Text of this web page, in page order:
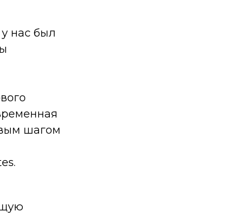
у нас был
шагом